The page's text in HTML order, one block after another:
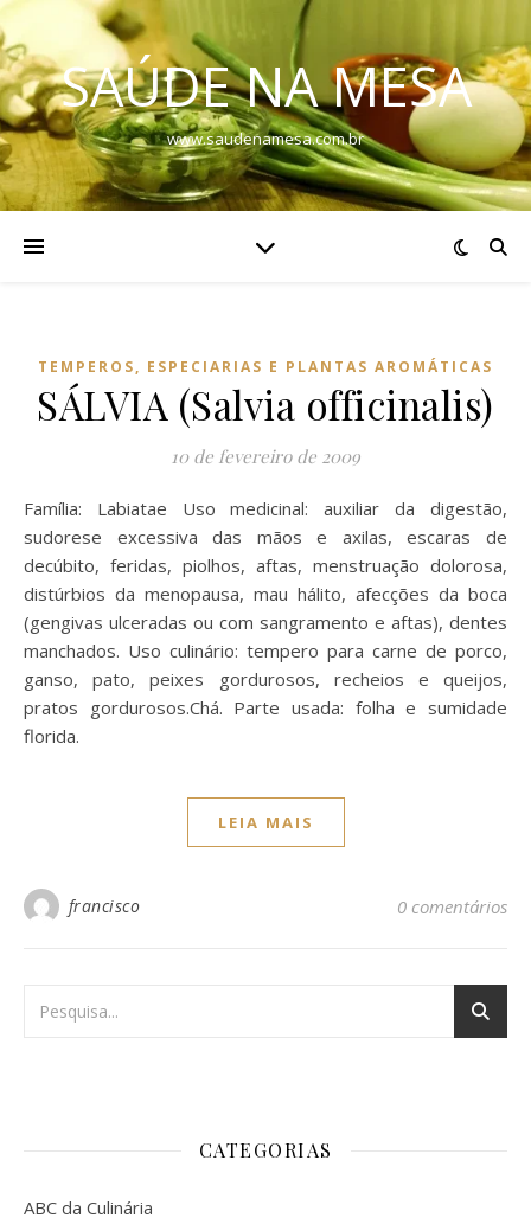
SAÚDE NA MESA
www.saudenamesa.com.br
TEMPEROS, ESPECIARIAS E PLANTAS AROMÁTICAS
SÁLVIA (Salvia officinalis)
10 de fevereiro de 2009
Família: Labiatae Uso medicinal: auxiliar da digestão,
sudorese excessiva das mãos e axilas, escaras de
decúbito, feridas, piolhos, aftas, menstruação dolorosa,
distúrbios da menopausa, mau hálito, afecções da boca
(gengivas ulceradas ou com sangramento e aftas), dentes
manchados. Uso culinário: tempero para carne de porco,
ganso, pato, peixes gordurosos, recheios e queijos,
pratos gordurosos.Chá. Parte usada: folha e sumidade
florida.
LEIA MAIS
francisco 0 comentários
CATEGORIAS
ABC da Culinária